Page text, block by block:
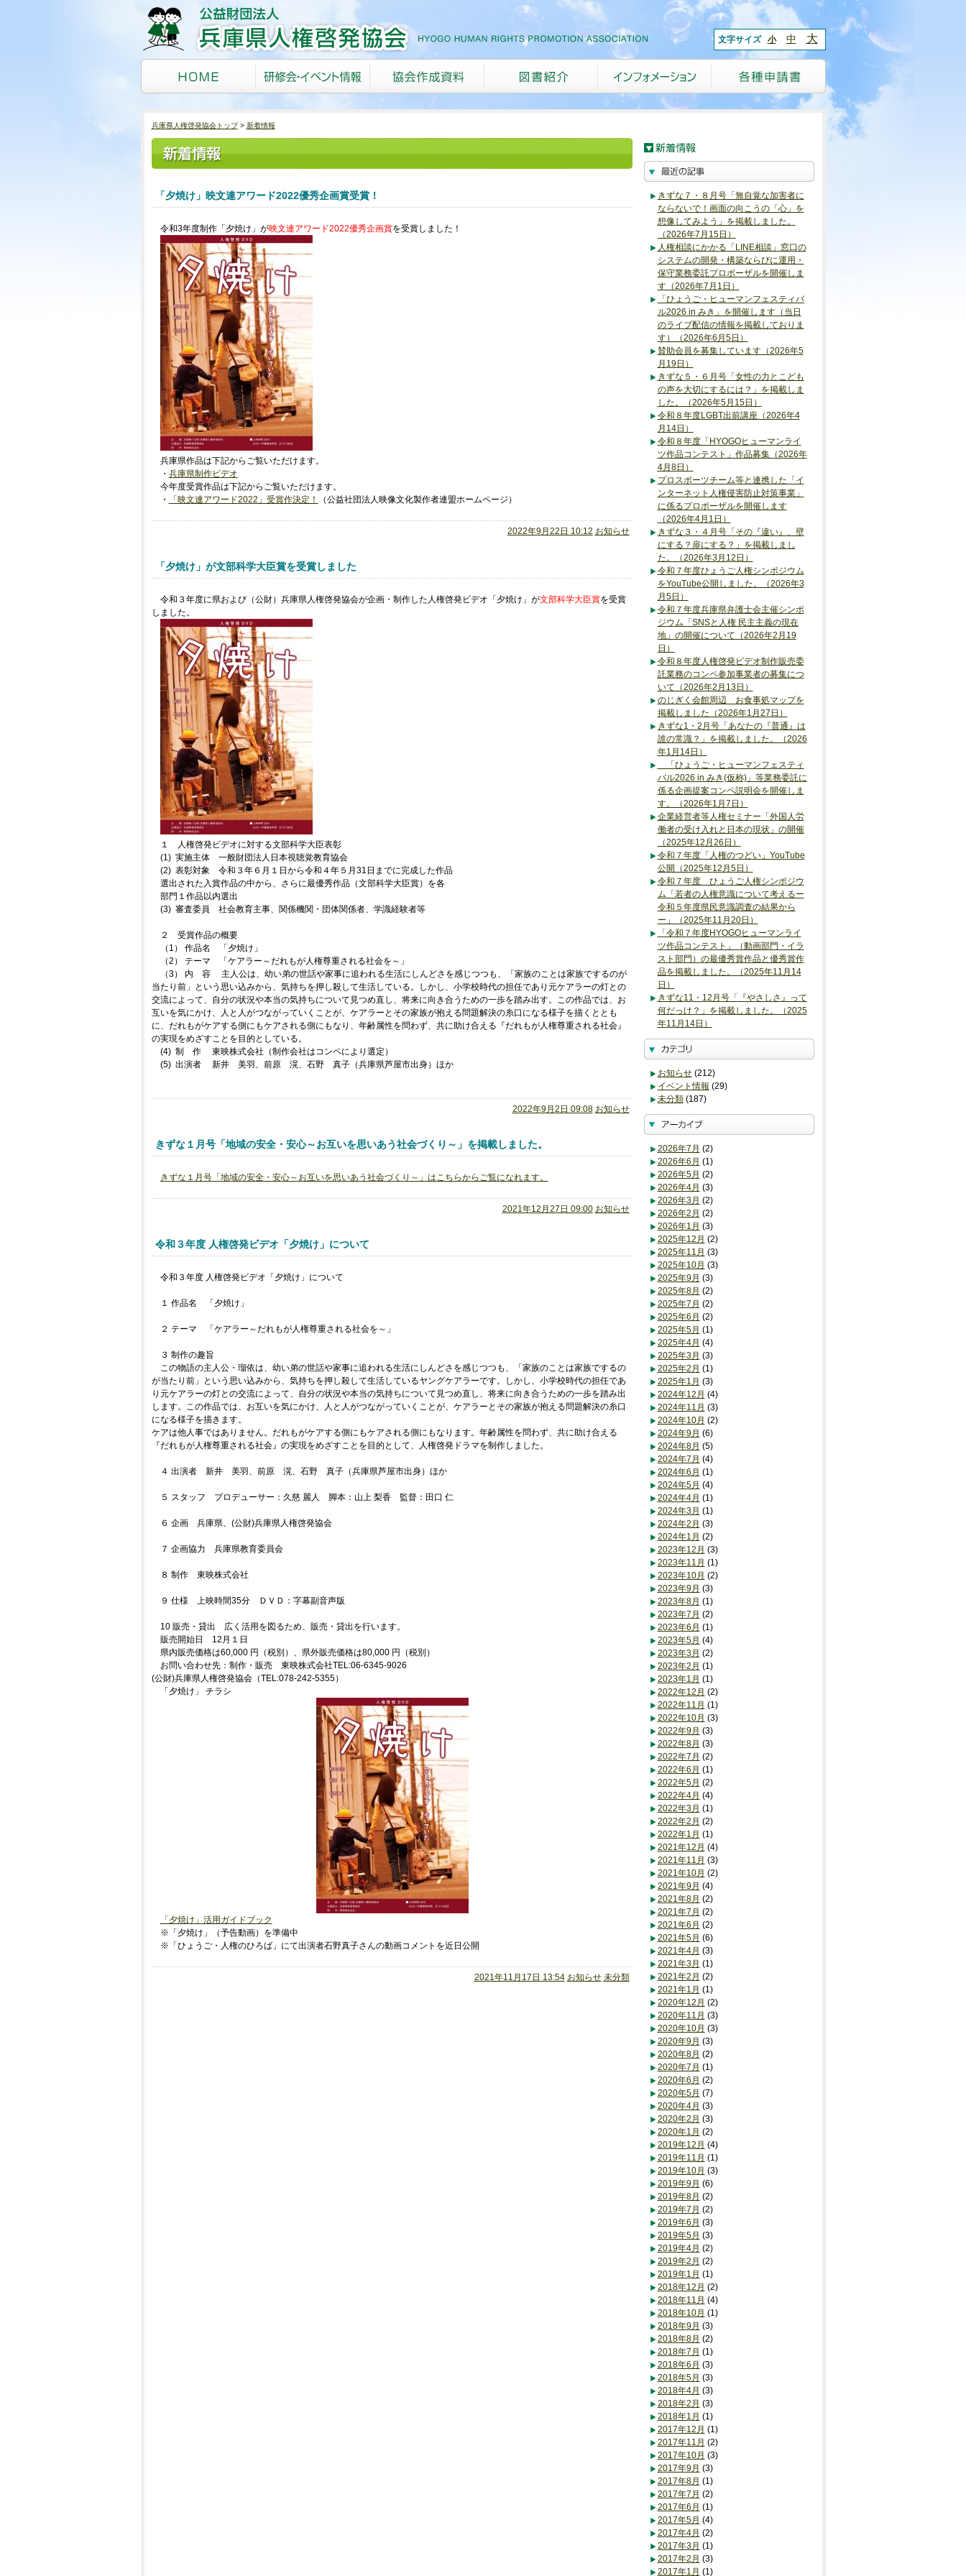
文字サイズ 小 中 大
兵庫県人権啓発協会トップ 新着情報
「夕焼け」映文連アワード2022優秀企画賞受賞！
令和3年度制作「夕焼け」が映文連アワード2022優秀企画賞を受賞しました！
兵庫県作品は下記からご覧いただけます。
・ 兵庫県制作ビデオ
今年度受賞作品は下記からご覧いただけます。
・
「映文連アワード2022」受賞作決定！ （公益社団法人映像文化製作者連盟ホームページ）
2022年9月22日 10:12 お知らせ
「夕焼け」が文部科学大臣賞を受賞しました
令和３年度に県および（公財）兵庫県人権啓発協会が企画・制作した人権啓発ビデオ「夕焼け」が文部科学大臣賞を受賞
しました。
１ 人権啓発ビデオに対する文部科学大臣表彰
(1) 実施主体 一般財団法人日本視聴覚教育協会
(2) 表彰対象 令和３年６月１日から令和４年５月31日までに完成した作品
選出された入賞作品の中から、さらに最優秀作品（文部科学大臣賞）を各
部門１作品以内選出
(3) 審査委員 社会教育主事、関係機関・団体関係者、学識経験者等
２ 受賞作品の概要
（1） 作品名 「夕焼け」
（2） テーマ 「ケアラー～だれもが人権尊重される社会を～」
（3） 内 容 主人公は、幼い弟の世話や家事に追われる生活にしんどさを感じつつも、「家族のことは家族でするのが
当たり前」という思い込みから、気持ちを押し殺して生活している。しかし、小学校時代の担任であり元ケアラーの灯との
交流によって、自分の状況や本当の気持ちについて見つめ直し、将来に向き合うための一歩を踏み出す。この作品では、お
互いを気にかけ、人と人がつながっていくことが、ケアラーとその家族が抱える問題解決の糸口になる様子を描くととも
に、だれもがケアする側にもケアされる側にもなり、年齢属性を問わず、共に助け合える『だれもが人権尊重される社会』
の実現をめざすことを目的としている。
(4) 制 作 東映株式会社（制作会社はコンペにより選定）
(5) 出演者 新井 美羽、前原 滉、石野 真子（兵庫県芦屋市出身）ほか
2022年9月2日 09:08 お知らせ
きずな１月号「地域の安全・安心～お互いを思いあう社会づくり～」を掲載しました。
きずな１月号「地域の安全・安心～お互いを思いあう社会づくり～」はこちらからご覧になれます。
2021年12月27日 09:00 お知らせ
令和３年度 人権啓発ビデオ「夕焼け」について
令和３年度 人権啓発ビデオ「夕焼け」について
１ 作品名 「夕焼け」
２ テーマ 「ケアラー～だれもが人権尊重される社会を～」
３ 制作の趣旨
この物語の主人公・瑠依は、幼い弟の世話や家事に追われる生活にしんどさを感じつつも、「家族のことは家族でするの
が当たり前」という思い込みから、気持ちを押し殺して生活しているヤングケアラーです。しかし、小学校時代の担任であ
り元ケアラーの灯との交流によって、自分の状況や本当の気持ちについて見つめ直し、将来に向き合うための一歩を踏み出
します。この作品では、お互いを気にかけ、人と人がつながっていくことが、ケアラーとその家族が抱える問題解決の糸口
になる様子を描きます。
ケアは他人事ではありません。だれもがケアする側にもケアされる側にもなります。年齢属性を問わず、共に助け合える
『だれもが人権尊重される社会』の実現をめざすことを目的として、人権啓発ドラマを制作しました。
４ 出演者 新井 美羽、前原 滉、石野 真子（兵庫県芦屋市出身）ほか
５ スタッフ プロデューサー：久慈 麗人 脚本：山上 梨香 監督：田口 仁
６ 企画 兵庫県、(公財)兵庫県人権啓発協会
７ 企画協力 兵庫県教育委員会
８ 制作 東映株式会社
９ 仕様 上映時間35分 ＤＶＤ：字幕副音声版
10 販売・貸出 広く活用を図るため、販売・貸出を行います。
販売開始日 12月１日
県内販売価格は60,000 円（税別）、県外販売価格は80,000 円（税別）
お問い合わせ先：制作・販売 東映株式会社TEL:06-6345-9026
(公財)兵庫県人権啓発協会（TEL:078-242-5355）
「夕焼け」 チラシ
「夕焼け」活用ガイドブック
※「夕焼け」（予告動画）を準備中
※「ひょうご・人権のひろば」にて出演者石野真子さんの動画コメントを近日公開
2021年11月17日 13:54 お知らせ 未分類
きずな７・８月号「無自覚な加害者に
ならないで！画面の向こうの「心」を
想像してみよう」を掲載しました。
（2026年7月15日）
人権相談にかかる「LINE相談」窓口の
システムの開発・構築ならびに運用・
保守業務委託プロポーザルを開催しま
す（2026年7月1日）
「ひょうご・ヒューマンフェスティバ
ル2026 in みき」を開催します（当日
のライブ配信の情報を掲載しておりま
す）（2026年6月5日）
賛助会員を募集しています（2026年5
月19日）
きずな５・６月号「女性の力とこども
の声を大切にするには？」を掲載しま
した。（2026年5月15日）
令和８年度LGBT出前講座（2026年4
月14日）
令和８年度「HYOGOヒューマンライ
ツ作品コンテスト」作品募集（2026年
4月8日）
プロスポーツチーム等と連携した「イ
ンターネット人権侵害防止対策事業」
に係るプロポーザルを開催します
（2026年4月1日）
きずな３・４月号「その『違い』、壁
にする？扉にする？」を掲載しまし
た。（2026年3月12日）
令和７年度ひょうご人権シンポジウム
をYouTube公開しました。（2026年3
月5日）
令和７年度兵庫県弁護士会主催シンポ
ジウム「SNSと人権 民主主義の現在
地」の開催について（2026年2月19
日）
令和８年度人権啓発ビデオ制作販売委
託業務のコンペ参加事業者の募集につ
いて（2026年2月13日）
のじぎく会館周辺 お食事処マップを
掲載しました（2026年1月27日）
きずな1・2月号「あなたの『普通』は
誰の常識？」を掲載しました。（2026
年1月14日）
「ひょうご・ヒューマンフェスティ
バル2026 in みき(仮称)」等業務委託に
係る企画提案コンペ説明会を開催しま
す。（2026年1月7日）
企業経営者等人権セミナー「外国人労
働者の受け入れと日本の現状」の開催
（2025年12月26日）
令和７年度「人権のつどい」YouTube
公開（2025年12月5日）
令和７年度 ひょうご人権シンポジウ
ム「若者の人権意識について考えるー
令和５年度県民意識調査の結果から
ー」（2025年11月20日）
「令和７年度HYOGOヒューマンライ
ツ作品コンテスト」（動画部門・イラ
スト部門）の最優秀賞作品と優秀賞作
品を掲載しました。（2025年11月14
日）
きずな11・12月号「『やさしさ』って
何だっけ？」を掲載しました。（2025
年11月14日）
お知らせ(212)
イベント情報 (29)
未分類(187)
2026年7月 (2)
2026年6月 (1)
2026年5月 (2)
2026年4月 (3)
2026年3月 (2)
2026年2月 (2)
2026年1月 (3)
2025年12月 (2)
2025年11月 (3)
2025年10月 (3)
2025年9月 (3)
2025年8月 (2)
2025年7月 (2)
2025年6月 (2)
2025年5月 (1)
2025年4月 (4)
2025年3月 (3)
2025年2月 (1)
2025年1月 (3)
2024年12月 (4)
2024年11月 (3)
2024年10月 (2)
2024年9月 (6)
2024年8月 (5)
2024年7月 (4)
2024年6月 (1)
2024年5月 (4)
2024年4月 (1)
2024年3月 (1)
2024年2月 (3)
2024年1月 (2)
2023年12月 (3)
2023年11月 (1)
2023年10月 (2)
2023年9月 (3)
2023年8月 (1)
2023年7月 (2)
2023年6月 (1)
2023年5月 (4)
2023年3月 (2)
2023年2月 (1)
2023年1月 (1)
2022年12月 (2)
2022年11月 (1)
2022年10月 (3)
2022年9月 (3)
2022年8月 (3)
2022年7月 (2)
2022年6月 (1)
2022年5月 (2)
2022年4月 (4)
2022年3月 (1)
2022年2月 (2)
2022年1月 (1)
2021年12月 (4)
2021年11月 (3)
2021年10月 (2)
2021年9月 (4)
2021年8月 (2)
2021年7月 (2)
2021年6月 (2)
2021年5月 (6)
2021年4月 (3)
2021年3月 (1)
2021年2月 (2)
2021年1月 (1)
2020年12月 (2)
2020年11月 (3)
2020年10月 (3)
2020年9月 (3)
2020年8月 (2)
2020年7月 (1)
2020年6月 (2)
2020年5月 (7)
2020年4月 (3)
2020年2月 (3)
2020年1月 (2)
2019年12月 (4)
2019年11月 (1)
2019年10月 (3)
2019年9月 (6)
2019年8月 (2)
2019年7月 (2)
2019年6月 (3)
2019年5月 (3)
2019年4月 (2)
2019年2月 (2)
2019年1月 (1)
2018年12月 (2)
2018年11月 (4)
2018年10月 (1)
2018年9月 (3)
2018年8月 (2)
2018年7月 (1)
2018年6月 (3)
2018年5月 (3)
2018年4月 (3)
2018年2月 (3)
2018年1月 (1)
2017年12月 (1)
2017年11月 (2)
2017年10月 (3)
2017年9月 (3)
2017年8月 (1)
2017年7月 (2)
2017年6月 (1)
2017年5月 (4)
2017年4月 (2)
2017年3月 (1)
2017年2月 (3)
2017年1月 (1)